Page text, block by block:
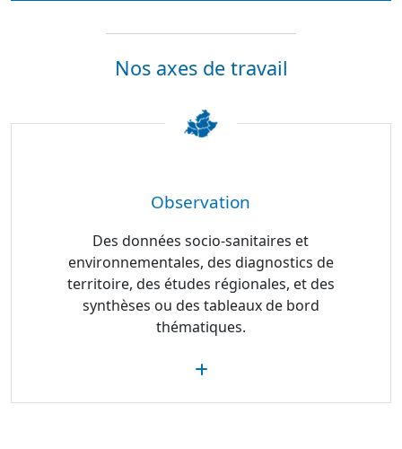
Nos axes de travail
Observation
Des données socio-sanitaires et
environnementales, des diagnostics de
territoire, des études régionales, et des
synthèses ou des tableaux de bord
thématiques.